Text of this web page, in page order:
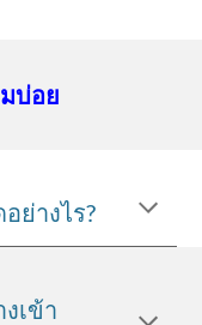
บ่อย
ย่างไร?
เข้า